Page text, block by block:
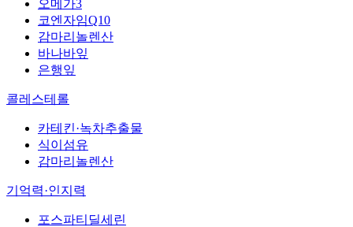
오메가3
코엔자임Q10
감마리놀렌산
바나바잎
은행잎
콜레스테롤
카테킨·녹차추출물
식이섬유
감마리놀렌산
기억력·인지력
포스파티딜세린